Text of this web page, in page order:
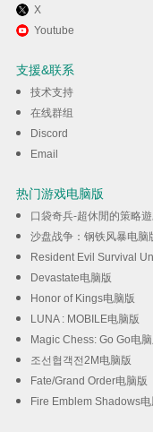
通过逍遥
X
Youtube
支援&联系
技术支持
在线群组
Discord
Email
热门游戏电脑版
口袋奇兵-超休閒的策略
沙盘战争：钢铁风暴电脑
Resident Evil Survival
Devastate电脑版
Honor of Kings电脑版
LUNA : MOBILE电脑版
Magic Chess: Go Go电
조선협객전2M电脑版
Fate/Grand Order电脑版
Fire Emblem Shadows电